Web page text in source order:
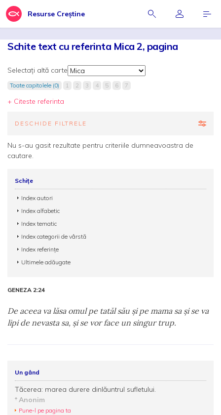
Resurse Creștine
Schite text cu referinta Mica 2, pagina
Selectați altă carte
Toate capitolele (0) 1 2 3 4 5 6 7
+ Citeste referinta
DESCHIDE FILTRELE
Nu s-au gasit rezultate pentru criteriile dumneavoastra de
cautare.
Schițe
Index autori
Index alfabetic
Index tematic
Index categorii de vârstă
Index referințe
Ultimele adăugate
GENEZA 2:24
De aceea va lăsa omul pe tatăl său şi pe mama sa şi se va
lipi de nevasta sa, şi se vor face un singur trup.
Un gând
Tăcerea: marea durere dinlăuntrul sufletului.
Anonim
Pune-l pe pagina ta